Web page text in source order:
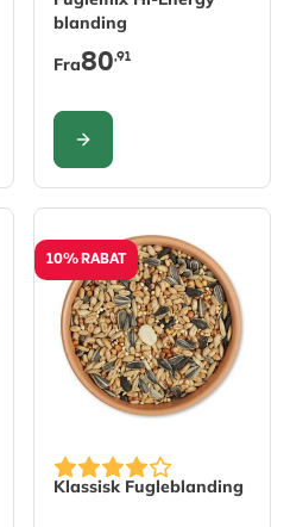
blanding
Fra80,91
KONFIGURER
options chosen on the
10% RABAT
Klassisk Fugleblanding
The price depends on the